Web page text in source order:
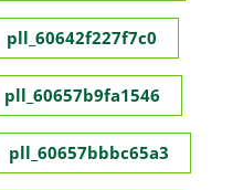
pll_60642f227f7c0
pll_60657b9fa1546
pll_60657bbbc65a3